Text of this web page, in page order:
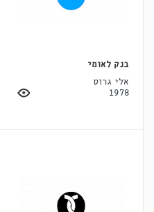
בנק לאומי
אלי גרוס
1978